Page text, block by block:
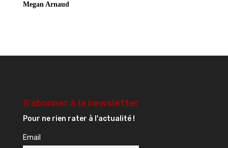
Megan Arnaud
S’abonner à la newsletter
Pour ne rien rater à l'actualité !
Email